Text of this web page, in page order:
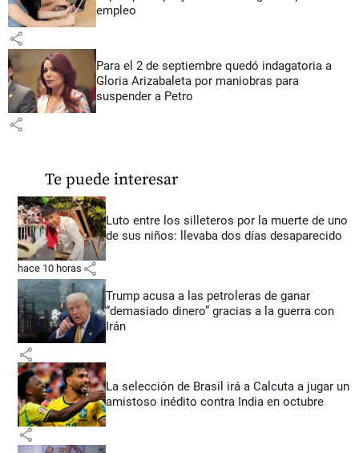
empleo
share
Para el 2 de septiembre quedó indagatoria a
Gloria Arizabaleta por maniobras para
suspender a Petro
share
Te puede interesar
Luto entre los silleteros por la muerte de uno
de sus niños: llevaba dos días desaparecido
hace 10 horas share
Trump acusa a las petroleras de ganar
“demasiado dinero” gracias a la guerra con
Irán
share
La selección de Brasil irá a Calcuta a jugar un
amistoso inédito contra India en octubre
share